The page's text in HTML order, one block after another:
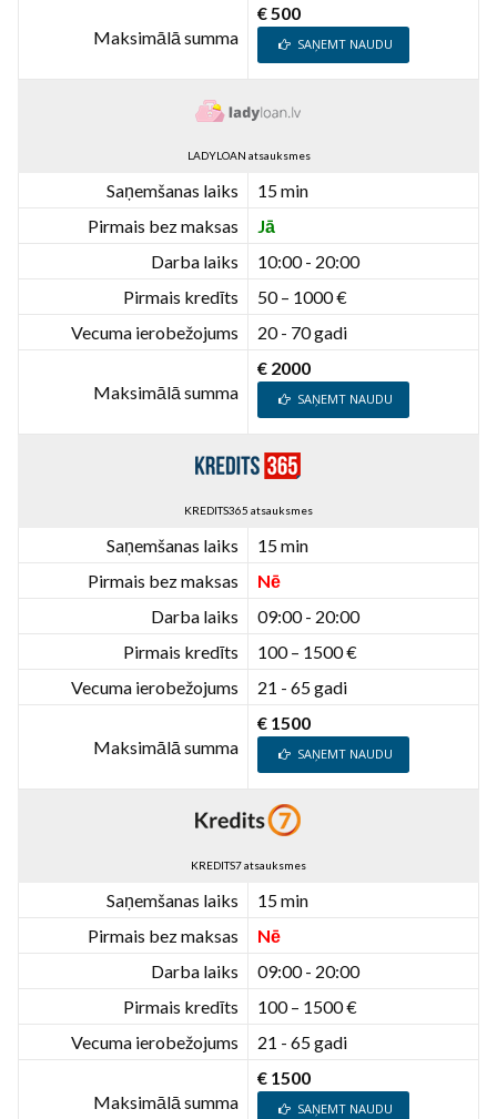
Maksimālā summa
€ 500
SAŅEMT NAUDU
LADYLOAN atsauksmes
Saņemšanas laiks
15 min
Pirmais bez maksas
Jā
Darba laiks
10:00 - 20:00
Pirmais kredīts
50 – 1000 €
Vecuma ierobežojums
20 - 70 gadi
Maksimālā summa
€ 2000
SAŅEMT NAUDU
KREDITS365 atsauksmes
Saņemšanas laiks
15 min
Pirmais bez maksas
Nē
Darba laiks
09:00 - 20:00
Pirmais kredīts
100 – 1500 €
Vecuma ierobežojums
21 - 65 gadi
Maksimālā summa
€ 1500
SAŅEMT NAUDU
KREDITS7 atsauksmes
Saņemšanas laiks
15 min
Pirmais bez maksas
Nē
Darba laiks
09:00 - 20:00
Pirmais kredīts
100 – 1500 €
Vecuma ierobežojums
21 - 65 gadi
Maksimālā summa
€ 1500
SAŅEMT NAUDU